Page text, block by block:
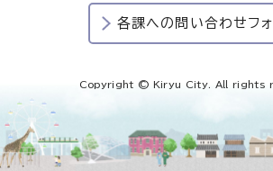
各課への問い合わせフ
Copyright © Kiryu City. All rights